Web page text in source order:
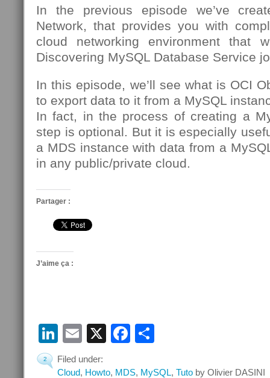
In the previous episode we’ve
Network, that provides you with
cloud networking environment that
Discovering MySQL Database Service
In this episode, we’ll see what is OCI
to export data to it from a MySQL
In fact, in the process of creating a
step is optional. But it is especially
a MDS instance with data from a
in any public/private cloud.
Partager :
J’aime ça :
LinkedIn
Email
X Facebook
2
Filed under:
Cloud, Howto, MDS, MySQL, Tuto by Olivier DASINI